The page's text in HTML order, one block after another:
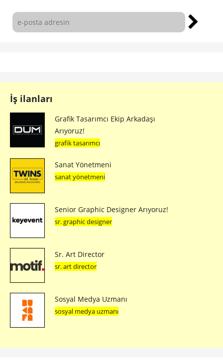
İş ilanları
Grafik Tasarımcı Ekip Arkadaşı
Arıyoruz!
grafik tasarımcı
Sanat Yönetmeni
sanat yönetmeni
Senior Graphic Designer Arıyoruz!
sr. graphic designer
Sr. Art Director
sr. art director
Sosyal Medya Uzmanı
sosyal medya uzmanı